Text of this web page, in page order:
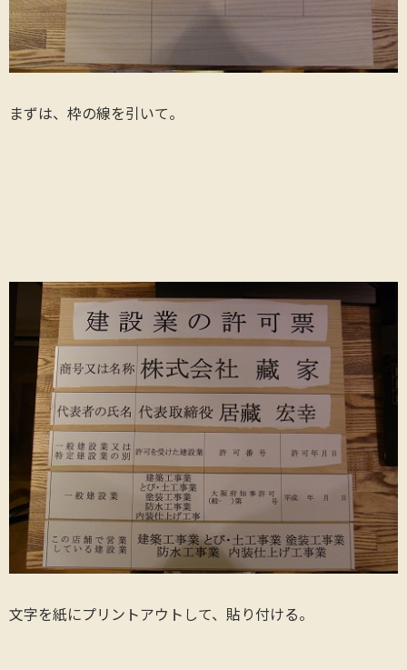
まずは、枠の線を引いて。
文字を紙にプリントアウトして、貼り付ける。